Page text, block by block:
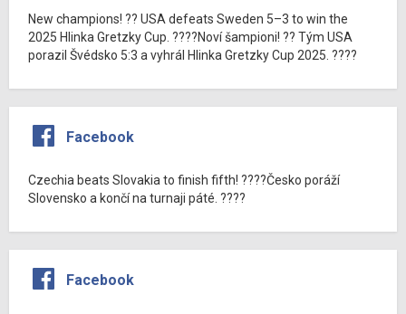
New champions! ?? USA defeats Sweden 5–3 to win the
2025 Hlinka Gretzky Cup. ????Noví šampioni! ?? Tým USA
porazil Švédsko 5:3 a vyhrál Hlinka Gretzky Cup 2025. ????
Facebook
Czechia beats Slovakia to finish fifth! ????Česko poráží
Slovensko a končí na turnaji páté. ????
Facebook